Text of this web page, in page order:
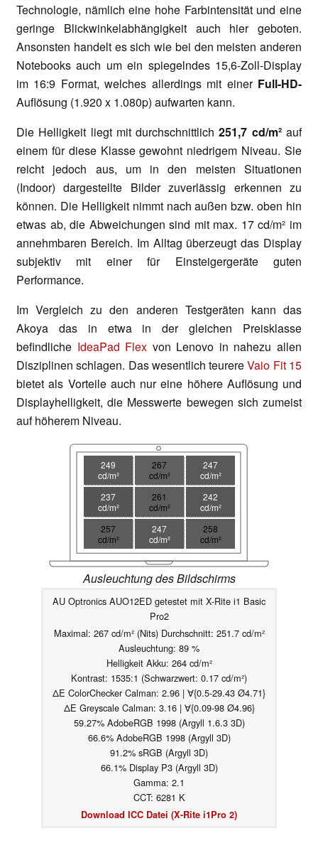
Technologie, nämlich eine hohe Farbintensität und eine
geringe Blickwinkelabhängigkeit auch hier geboten.
Ansonsten handelt es sich wie bei den meisten anderen
Notebooks auch um ein spiegelndes 15,6-Zoll-Display
im 16:9 Format, welches allerdings mit einer Full-HD-
Auflösung (1.920 x 1.080p) aufwarten kann.
Die Helligkeit liegt mit durchschnittlich251,7 cd/m²auf
einem für diese Klasse gewohnt niedrigem Niveau. Sie
reicht jedoch aus, um in den meisten Situationen
(Indoor) dargestellte Bilder zuverlässig erkennen zu
können. Die Helligkeit nimmt nach außen bzw. oben hin
etwas ab, die Abweichungen sind mit max. 17 cd/m² im
annehmbaren Bereich. Im Alltag überzeugt das Display
subjektiv mit einer für Einsteigergeräte guten
Performance.
Im Vergleich zu den anderen Testgeräten kann das
Akoya das in etwa in der gleichen Preisklasse
befindliche IdeaPad Flex von Lenovo in nahezu allen
Disziplinen schlagen. Das wesentlich teurereVaio Fit 15
bietet als Vorteile auch nur eine höhere Auflösung und
Displayhelligkeit, die Messwerte bewegen sich zumeist
auf höherem Niveau.
249
cd/m²
267
cd/m²
247
cd/m²
237
cd/m²
261
cd/m²
242
cd/m²
257
cd/m²
247
cd/m²
258
cd/m²
Ausleuchtung des Bildschirms
AU Optronics AUO12ED getestet mit X-Rite i1 Basic
Pro2
Maximal: 267 cd/m² (Nits) Durchschnitt: 251.7 cd/m²
Ausleuchtung: 89 %
Helligkeit Akku: 264 cd/m²
Kontrast: 1535:1 (Schwarzwert: 0.17 cd/m²)
ΔE ColorChecker Calman: 2.96 | ∀{0.5-29.43 Ø4.71}
ΔE Greyscale Calman: 3.16 | ∀{0.09-98 Ø4.96}
59.27% AdobeRGB 1998 (Argyll 1.6.3 3D)
66.6% AdobeRGB 1998 (Argyll 3D)
91.2% sRGB (Argyll 3D)
66.1% Display P3 (Argyll 3D)
Gamma: 2.1
CCT: 6281 K
Download ICC Datei (X-Rite i1Pro 2)